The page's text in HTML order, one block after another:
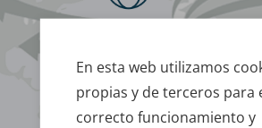
En esta web utilizamos
propias y de terceros para
correcto funcionamiento y
Confirmación
del pedido